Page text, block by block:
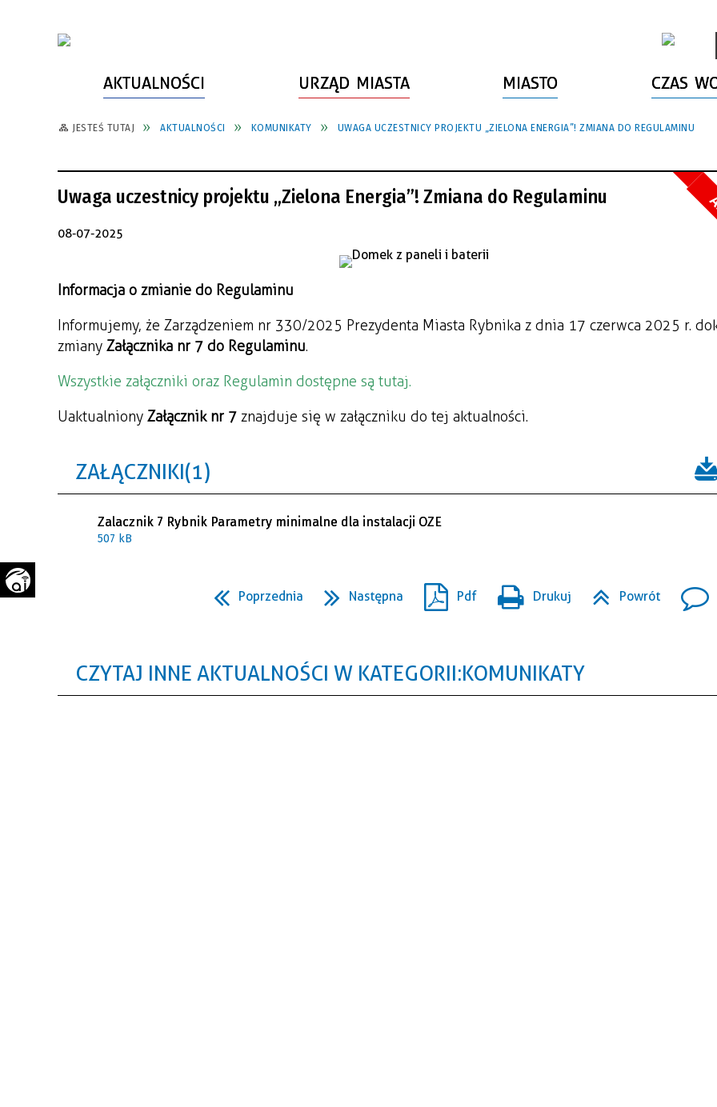
AKTUALNOŚCI URZĄD MIASTA
WŁADZE MIASTA
URZĄD STANU CYWILNEGO
RADA MIEJSKA
STRATEGIE, PLANY, PROGRAMY
FUNDUSZE ZEWNĘTRZNE
MIASTO
INFORMACJE O MIEŚCIE
PARTNERZY, NGO
JEDNOSTKI MIEJSKIE
INWESTYCJE MIEJSKIE
POWIATOWY LIDER
PRZEDSIĘBIORCZOŚCI
WAŻNE TELEFONY
GAZETA SAMORZĄDOWA
"PSZOW.PL"
CZAS
SPORT
SZLAKI TURYSTYCZNE
ZABYTKI
ZAŁATW SPRAWĘ
BEZPIECZEŃSTWO
ZWIERZĘTA W GMINIE
INFORMATOR
KOMUNIKACJA I TRANSPORT
ZAGOSPODAROWANIE
PRZESTRZENNE
JESTEŚ TUTAJ AKTUALNOŚCI KOMUNIKATY UWAGA UCZESTNICY PROJEKTU „ZIELONA ENERGIA”! ZMIANA DO REGULAMINU
Uwaga uczestnicy projektu „Zielona Energia”! Zmiana do Regulaminu
08-07-2025
Informacja o zmianie do Regulaminu
Informujemy, że Zarządzeniem nr 330/2025 Prezydenta Miasta Rybnika z dnia 17 czerwca 2025 r.
zmiany Załącznika nr 7 do Regulaminu.
Wszystkie załączniki oraz Regulamin dostępne są tutaj.
Uaktualniony Załącznik nr 7 znajduje się w załączniku do tej aktualności.
ZAŁĄCZNIKI (1)
Zalacznik 7 Rybnik Parametry minimalne dla instalacji OZE
507 kB
Poprzednia Następna Pdf Drukuj Powrót
CZYTAJ INNE AKTUALNOŚCI W KATEGORII: KOMUNIKATY